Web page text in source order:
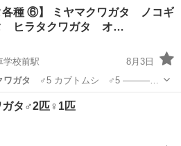
マクワガタ ノコギ
ヒラタクワガタ オ…
学校前駅
8月3日
ワガタ ♂5 カブトムシ ♂5 ———…
前駅 その他
ガタ♂2匹♀1匹